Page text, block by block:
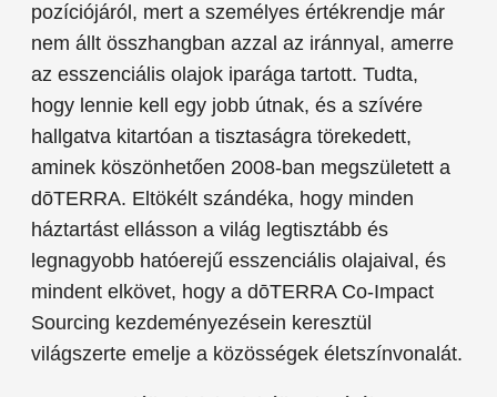
pozíciójáról, mert a személyes értékrendje már
nem állt összhangban azzal az iránnyal, amerre
az esszenciális olajok iparága tartott. Tudta,
hogy lennie kell egy jobb útnak, és a szívére
hallgatva kitartóan a tisztaságra törekedett,
aminek köszönhetően 2008-ban megszületett a
dōTERRA. Eltökélt szándéka, hogy minden
háztartást ellásson a világ legtisztább és
legnagyobb hatóerejű esszenciális olajaival, és
mindent elkövet, hogy a dōTERRA Co-Impact
Sourcing kezdeményezésein keresztül
világszerte emelje a közösségek életszínvonalát.